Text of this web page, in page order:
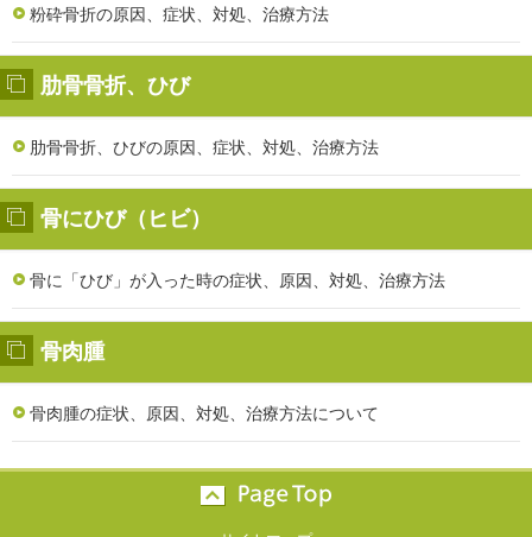
粉砕骨折の原因、症状、対処、治療方法
肋骨骨折、ひび
肋骨骨折、ひびの原因、症状、対処、治療方法
骨にひび（ヒビ）
骨に「ひび」が入った時の症状、原因、対処、治療方法
骨肉腫
骨肉腫の症状、原因、対処、治療方法について